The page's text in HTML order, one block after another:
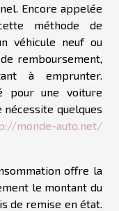
Encore appelée
méthode de
véhicule neuf ou
remboursement,
à emprunter.
pour une voiture
nécessite quelques
monde-auto.net/
offre la
le montant du
de remise en état.